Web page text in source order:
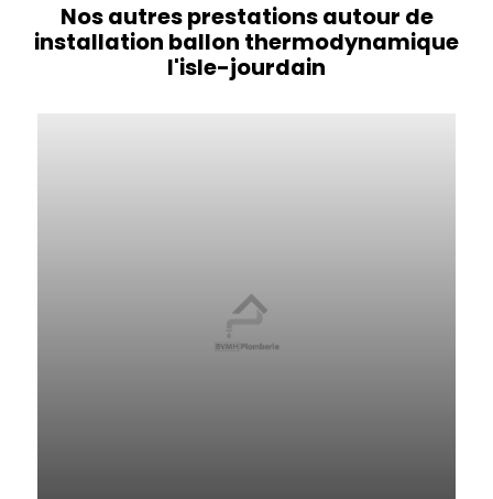
Nos autres prestations autour de
installation ballon thermodynamique
l'isle-jourdain